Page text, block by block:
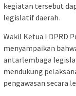
kegiatan tersebut
legislatif daerah.
Wakil Ketua I DPRD
menyampaikan
antarlembaga
mendukung
pengawasan secara